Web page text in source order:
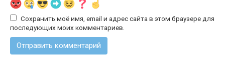
Сохранить моё имя, email и адрес сайта в этом браузере для
последующих моих комментариев.